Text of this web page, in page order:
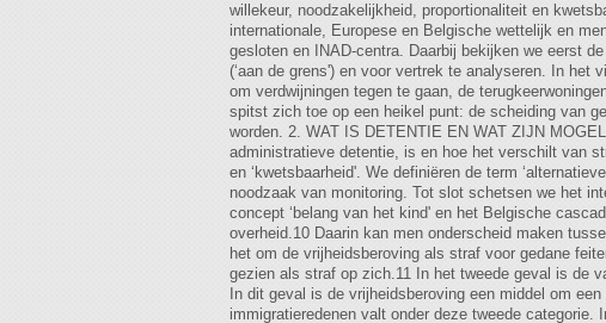
willekeur, noodzakelijkheid, proportionaliteit en
internationale, Europese en Belgische wettelijk en
gesloten en INAD-centra. Daarbij bekijken we eerst
(‘aan de grens') en voor vertrek te analyseren. In het
om verdwijningen tegen te gaan, de
spitst zich toe op een heikel punt: de scheiding van
worden. 2. WAT IS DETENTIE EN WAT ZIJN
administratieve detentie, is en hoe het verschilt van
en ‘kwetsbaarheid'. We definiëren de term
noodzaak van monitoring. Tot slot schetsen we het
concept ‘belang van het kind' en het Belgische
overheid.10 Daarin kan men onderscheid maken
het om de vrijheidsberoving als straf voor gedane
gezien als straf op zich.11 In het tweede geval is de
In dit geval is de vrijheidsberoving een middel om
immigratieredenen valt onder deze tweede categorie.